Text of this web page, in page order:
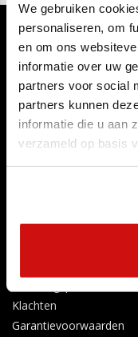
We gebruiken
personaliseren, om
en om ons
informatie over uw
partners voor social
partners kunnen
informatie die u aan
verzameld op basis
Klantenservice
Contact opnemen
Over ons
Herroepingsrecht
Klachten
Garantievoorwaarden